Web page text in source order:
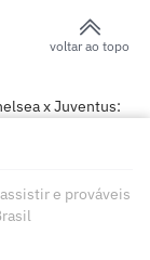
voltar ao topo
x Juventus:
e prováveis